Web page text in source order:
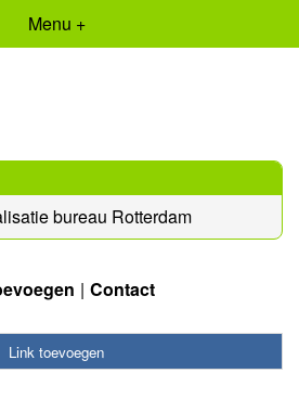
Menu +
bureau Rotterdam
Contact
Link toevoegen